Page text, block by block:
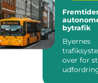
bytrafik
Byernes
over for